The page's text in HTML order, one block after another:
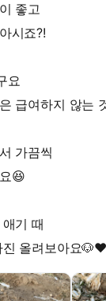
좋고
시죠?!
요
급여하지 않는
가끔씩
😆
기 때
진 올려보아요🐶❤️